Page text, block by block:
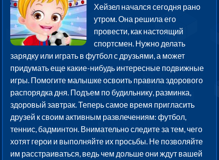
Хейзел начался сегодня рано
утром. Она решила его
провести, как настоящий
спортсмен. Нужно делать
зарядку или играть в футбол с друзьями, а может
придумать еще какие-нибудь интересные подвижные
игры. Помогите малышке освоить правила здорового
распорядка дня. Подъем по будильнику, разминка,
здоровый завтрак. Теперь самое время пригласить
друзей к своим активным развлечениям: футбол,
теннис, бадминтон. Внимательно следите за тем, чего
хотят герои и выполняйте их просьбы. Не позволяйте
им расстраиваться, ведь чем дольше они ждут вашей